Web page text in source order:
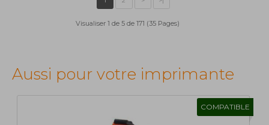
Visualiser 1 de 5 de 171 (35 Pages)
Aussi pour votre imprimante
COMPATIBLE